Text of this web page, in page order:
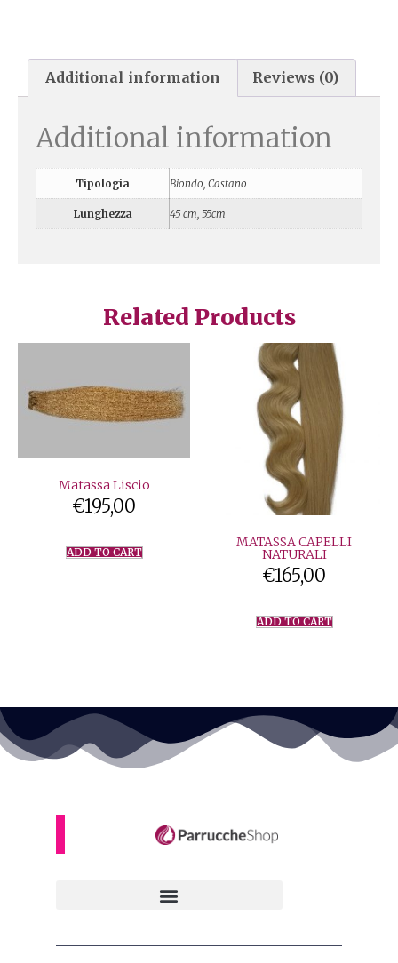
Related Products
Matassa Liscio
€195,00
ADD TO CART
MATASSA CAPELLI
NATURALI
€165,00
ADD TO CART
Additional information Reviews (0)
Additional information
Tipologia Biondo, Castano
Lunghezza 45 cm, 55cm